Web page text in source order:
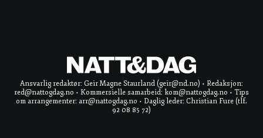
Ansvarlig redaktør: Geir Magne Staurland (geir@nd.no) • Redaksjon:
red@nattogdag.no • Kommersielle samarbeid: kom@nattogdag.no • Tips
om arrangementer: arr@nattogdag.no • Daglig leder: Christian Fure (tlf.
92 08 85 72)